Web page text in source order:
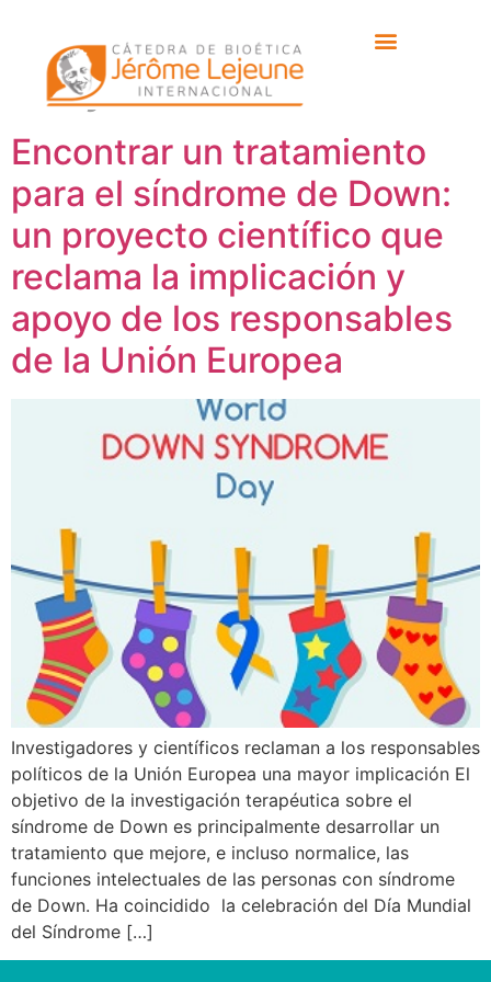
Etiqueta: Andre
Strydom
Encontrar un tratamiento
para el síndrome de Down:
un proyecto científico que
reclama la implicación y
apoyo de los responsables
de la Unión Europea
Investigadores y científicos reclaman a los responsables
políticos de la Unión Europea una mayor implicación El
objetivo de la investigación terapéutica sobre el
síndrome de Down es principalmente desarrollar un
tratamiento que mejore, e incluso normalice, las
funciones intelectuales de las personas con síndrome
de Down. Ha coincidido la celebración del Día Mundial
del Síndrome […]